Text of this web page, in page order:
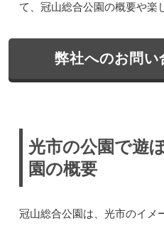
て、冠山総合公園の概要や楽
弊社へのお問い
光市の公園で遊
園の概要
冠山総合公園は、光市のイメ